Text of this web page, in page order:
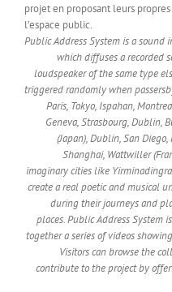
projet en proposant leurs
l’espace public.
Public Address System is a
which diffuses a recorded
loudspeaker of the same type
triggered randomly when
Paris, Tokyo, Ispahan,
Geneva, Strasbourg, Dublin,
(Japan), Dublin, San
Shanghai, Wattwiller
imaginary cities like
create a real poetic and musical
during their journeys and
places. Public Address System
together a series of videos
Visitors can browse the
contribute to the project by